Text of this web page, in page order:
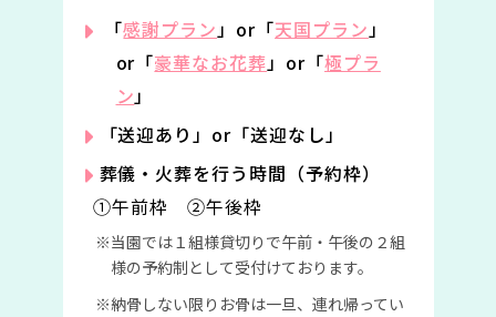
「感謝プラン」or「天国プラン」
or「豪華なお花葬」or「極プラ
ン」
「送迎あり」or「送迎なし」
葬儀・火葬を行う時間（予約枠）
①午前枠 ②午後枠
当園では１組様貸切りで午前・午後の２組
様の予約制として受付けております。
納骨しない限りお骨は一旦、連れ帰ってい